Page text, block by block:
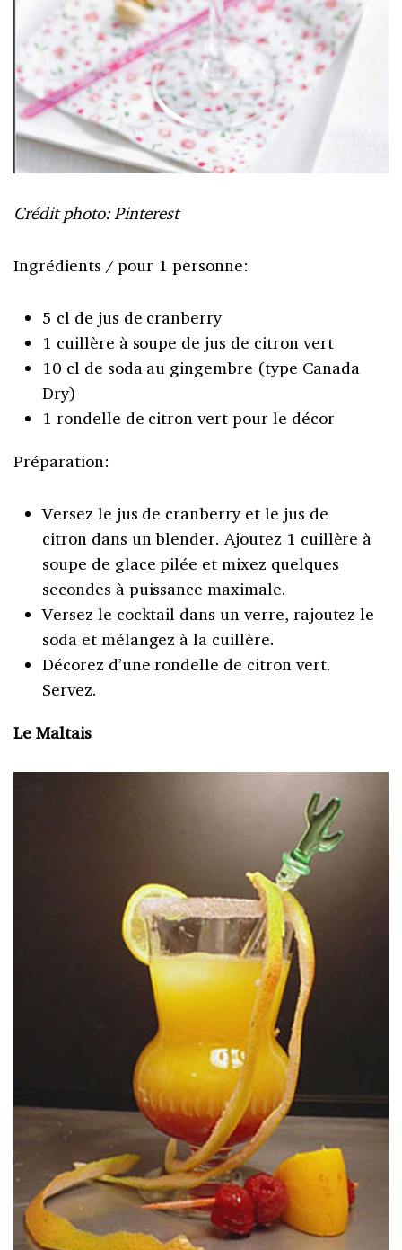
Crédit photo: Pinterest
Ingrédients / pour 1 personne:
5 cl de jus de cranberry
1 cuillère à soupe de jus de citron vert
10 cl de soda au gingembre (type Canada
Dry)
1 rondelle de citron vert pour le décor
Préparation:
Versez le jus de cranberry et le jus de
citron dans un blender. Ajoutez 1 cuillère à
soupe de glace pilée et mixez quelques
secondes à puissance maximale.
Versez le cocktail dans un verre, rajoutez le
soda et mélangez à la cuillère.
Décorez d’une rondelle de citron vert.
Servez.
Le Maltais